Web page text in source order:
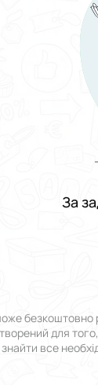
За
безкоштовно
для
все